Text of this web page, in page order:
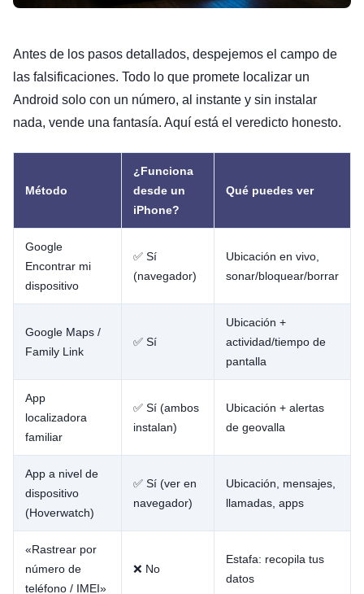
Antes de los pasos detallados, despejemos el campo de
las falsificaciones. Todo lo que promete localizar un
Android solo con un número, al instante y sin instalar
nada, vende una fantasía. Aquí está el veredicto honesto.
Método
¿Funciona
desde un
iPhone?
Qué puedes ver
Google
Encontrar mi
dispositivo
✅ Sí
(navegador)
Ubicación en vivo,
sonar/bloquear/borrar
Google Maps /
Family Link
✅ Sí
Ubicación +
actividad/tiempo de
pantalla
App
localizadora
familiar
✅ Sí (ambos
instalan)
Ubicación + alertas
de geovalla
App a nivel de
dispositivo
(Hoverwatch)
✅ Sí (ver en
navegador)
Ubicación, mensajes,
llamadas, apps
«Rastrear por
número de
teléfono / IMEI»
❌ No
Estafa: recopila tus
datos